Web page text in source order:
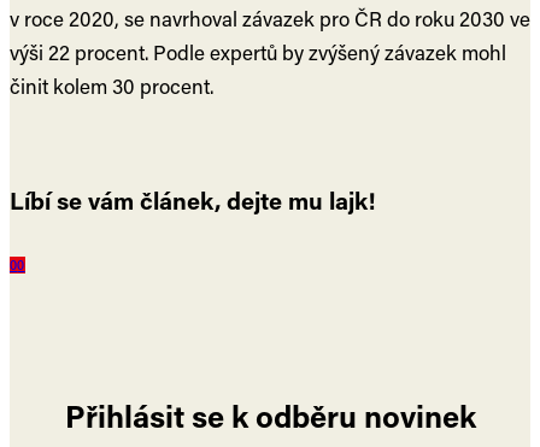
v roce 2020, se navrhoval závazek pro ČR do roku 2030 ve
výši 22 procent. Podle expertů by zvýšený závazek mohl
činit kolem 30 procent.
Líbí se vám článek, dejte mu lajk!
00
Přihlásit se k odběru novinek